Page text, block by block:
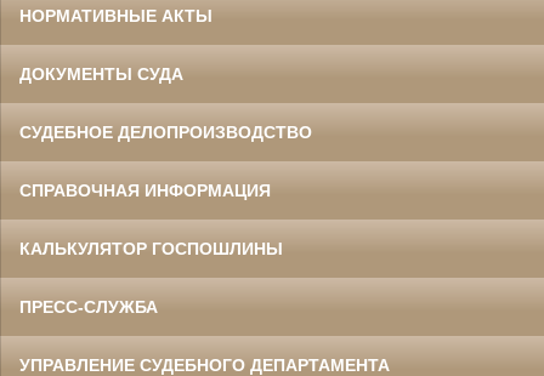
НОРМАТИВНЫЕ АКТЫ
ДОКУМЕНТЫ СУДА
СУДЕБНОЕ ДЕЛОПРОИЗВОДСТВО
СПРАВОЧНАЯ ИНФОРМАЦИЯ
КАЛЬКУЛЯТОР ГОСПОШЛИНЫ
ПРЕСС-СЛУЖБА
УПРАВЛЕНИЕ СУДЕБНОГО ДЕПАРТАМЕНТА